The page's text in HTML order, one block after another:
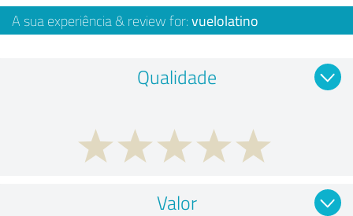
A sua experiência & review for: vuelolatino
Qualidade
Valor